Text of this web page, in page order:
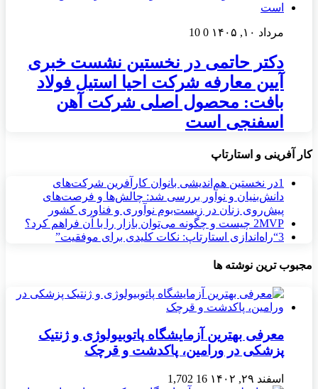
مرداد ۱۰, ۱۴۰۵ 0
10
دکتر حاتمی در نخستین نشست خبری
آیین معارفه شرکت احیا استیل فولاد
بافت: محصول اصلی شرکت آهن
اسفنجی است
کار آفرینی و استارتاپ
1در نخستین هم‌اندیشی بانوان کارآفرین شرکت‌های
دانش‌بنیان و نوآور بررسی شد: چالش‌ها و فرصت‌های
پیش‌روی زنان در زیست‌بوم نوآوری و فناوری کشور
2MVP چیست و چگونه می‌توان بازار را با آن فراهم کرد؟
3“راه‌اندازی استارتاپ: نکات کلیدی برای موفقیت”
مجبوب ترین نوشته ها
معرفی بهترین آزمایشگاه پاتوبیولوژی و ژنتیک
پزشکی در ورامین، پاکدشت و قرچک
اسفند ۲۹, ۱۴۰۲ 16
1,702